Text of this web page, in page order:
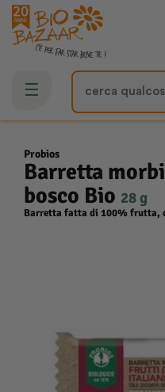
navigazione
Toggle
☰
Probios
Barretta
bosco Bio 28 g
Barretta fatta di 100%